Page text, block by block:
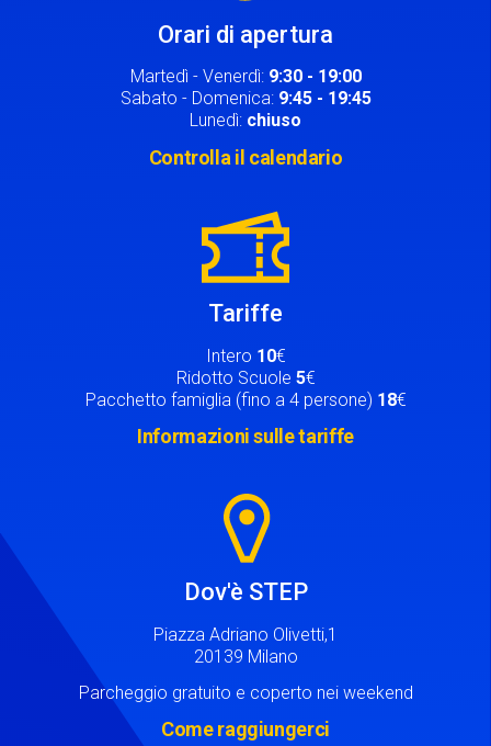
Orari di apertura
Martedì - Venerdì: 9:30 - 19:00
Sabato - Domenica: 9:45 - 19:45
Lunedì: chiuso
Controlla il calendario
Tariffe
Intero 10€
Ridotto Scuole 5€
Pacchetto famiglia (fino a 4 persone) 18€
Informazioni sulle tariffe
Dov'è STEP
Piazza Adriano Olivetti,1
20139 Milano
Parcheggio gratuito e coperto nei weekend
Come raggiungerci